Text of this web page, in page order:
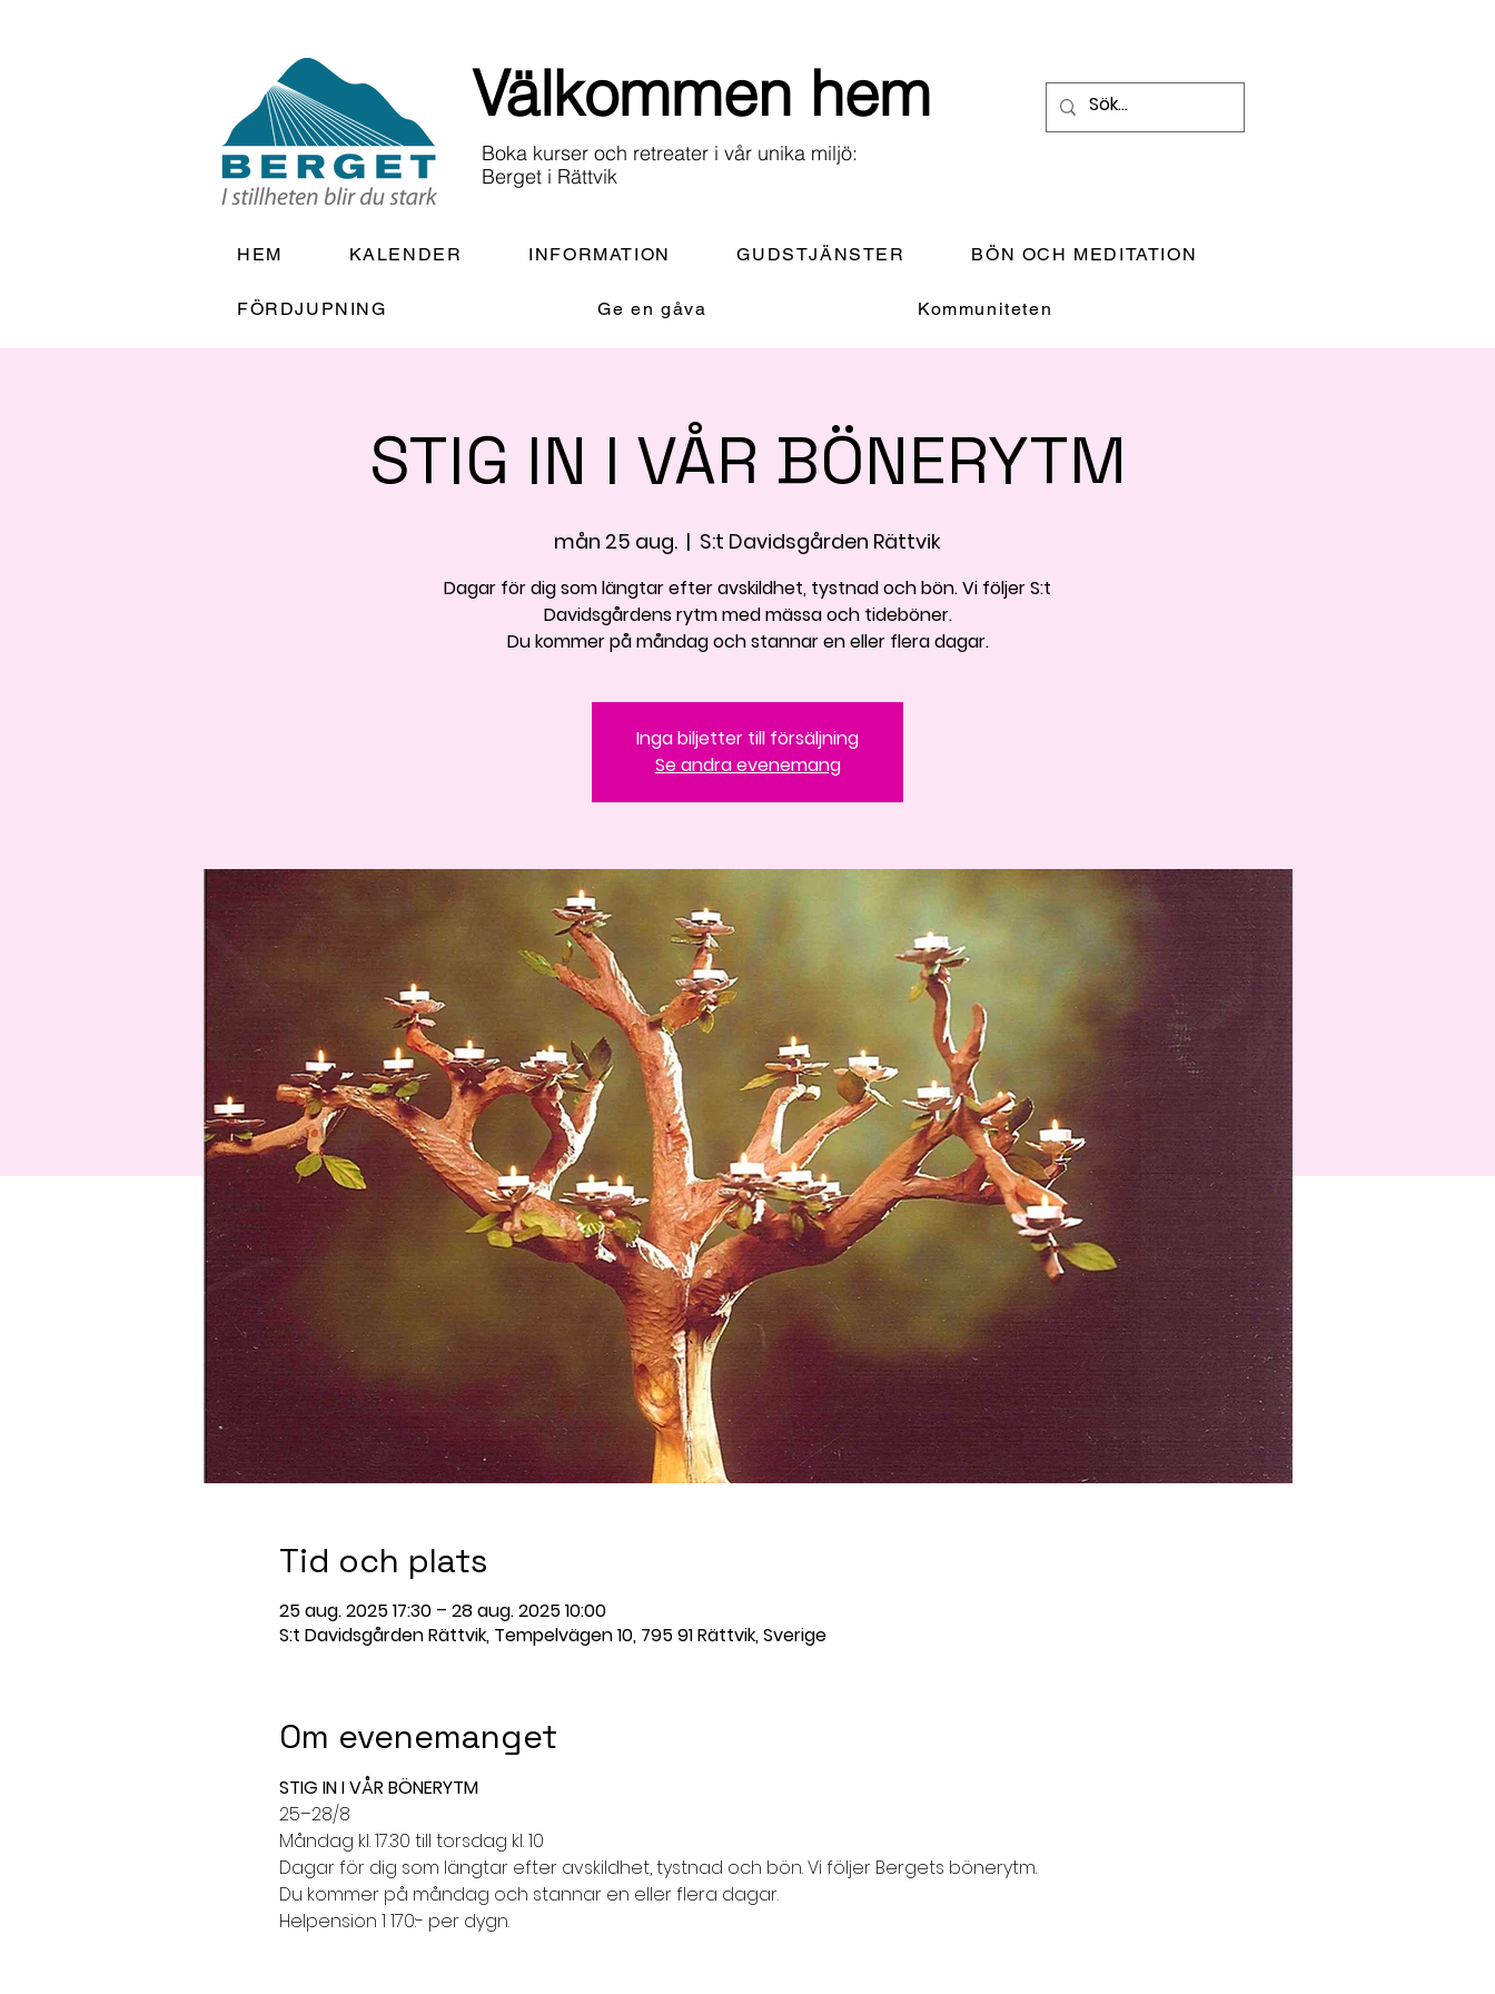
Välkommen hem
Boka kurser och retreater i vår unika miljö:
Berget i Rättvik
HEM KALENDER INFORMATION GUDSTJÄNSTER BÖN OCH MEDITATION
FÖRDJUPNING Ge en gåva Kommuniteten
STIG IN I VÅR BÖNERYTM
mån 25 aug.
  |
S:t Davidsgården Rättvik
Dagar för dig som längtar efter avskildhet, tystnad och bön. Vi följer S:t
Davidsgårdens rytm med mässa och tideböner.
Du kommer på måndag och stannar en eller flera dagar.
Inga biljetter till försäljning
Se andra evenemang
Tid och plats
25 aug. 2025 17:30 – 28 aug. 2025 10:00
S:t Davidsgården Rättvik, Tempelvägen 10, 795 91 Rättvik, Sverige
Om evenemanget
STIG IN I VÅR BÖNERYTM
25–28/8
Måndag kl. 17.30 till torsdag kl. 10
Dagar för dig som längtar efter avskildhet, tystnad och bön. Vi följer Bergets bönerytm.
Du kommer på måndag och stannar en eller flera dagar.
Helpension 1 170:- per dygn.